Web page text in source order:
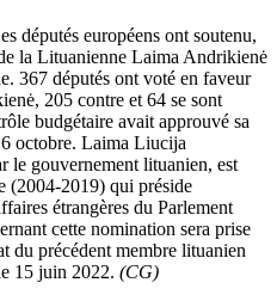
députés européens ont soutenu,
la Lituanienne Laima Andrikienė
367 députés ont voté en faveur
205 contre et 64 se sont
budgétaire avait approuvé sa
octobre. Laima Liucija
le gouvernement lituanien, est
(2004-2019) qui préside
étrangères du Parlement
cette nomination sera prise
du précédent membre lituanien
15 juin 2022. (CG)